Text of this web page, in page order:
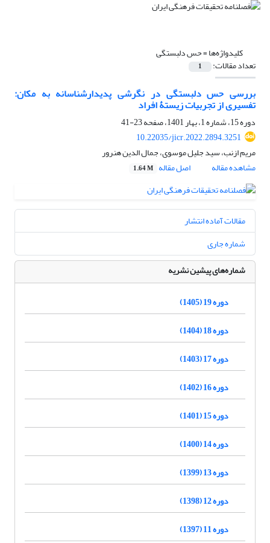
کلیدواژه‌ها =حس دلبستگی
تعداد مقالات: 1
بررسی حس دلبستگی در نگرشی پدیدارشناسانه به مکان:
تفسیری از تجربیات زیستۀ افراد
دوره 15، شماره 1، بهار 1401، صفحه
23-41
10.22035/jicr.2022.2894.3251
مریم ازنب، سید جلیل موسوی، جمال الدین هنرور
مشاهده مقاله
اصل مقاله 1.64 M
مقالات آماده انتشار
شماره جاری
شماره‌های پیشین نشریه
دوره 19 (1405)
دوره 18 (1404)
دوره 17 (1403)
دوره 16 (1402)
دوره 15 (1401)
دوره 14 (1400)
دوره 13 (1399)
دوره 12 (1398)
دوره 11 (1397)